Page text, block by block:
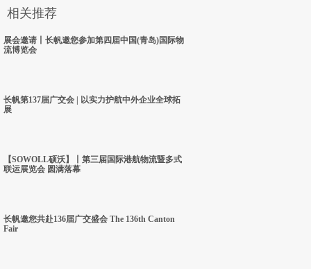
相关推荐
展会邀请丨长帆邀您参加第四届中国(青岛)国际物
流博览会
长帆第137届广交会 | 以实力护航中外企业全球拓
展
【SOWOLL硕沃】丨第三届国际港航物流暨多式
联运展览会 圆满落幕
长帆邀您共赴136届广交盛会 The 136th Canton
Fair